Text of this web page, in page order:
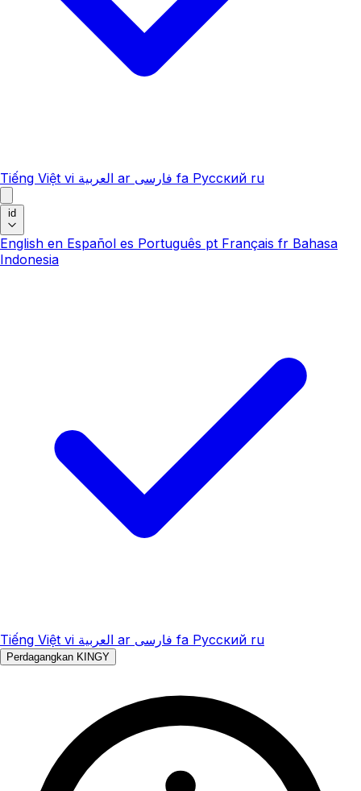
Tiếng Việt vi العربية ar فارسی fa Русский ru
id
English en Español es Português pt Français fr Bahasa
Indonesia
Tiếng Việt vi العربية ar فارسی fa Русский ru
Perdagangkan KINGY